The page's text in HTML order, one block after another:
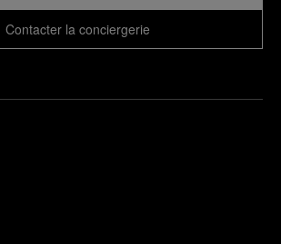
Contacter la conciergerie